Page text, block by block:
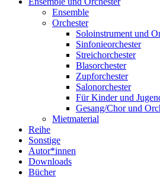
Ensemble
Orchester
Soloinstrument und
Sinfonieorchester
Streichorchester
Blasorchester
Zupforchester
Salonorchester
Für Kinder und
Gesang/Chor und
Mietmaterial
Reihe
Sonstige
Autor*innen
Downloads
Bücher